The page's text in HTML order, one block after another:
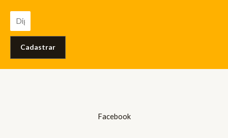
Cadastrar
Facebook